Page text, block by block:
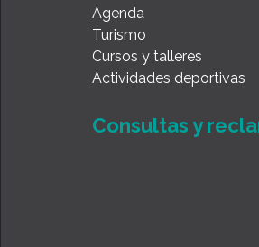
Agenda
Turismo
Cursos y talleres
Actividades deportivas
Consultas y